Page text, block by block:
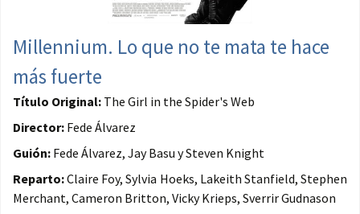
Millennium. Lo que no te mata te hace
más fuerte
Título Original: The Girl in the Spider's Web
Director: Fede Álvarez
Guión: Fede Álvarez, Jay Basu y Steven Knight
Reparto:Claire Foy, Sylvia Hoeks, Lakeith Stanfield, Stephen
Merchant, Cameron Britton, Vicky Krieps, Sverrir Gudnason